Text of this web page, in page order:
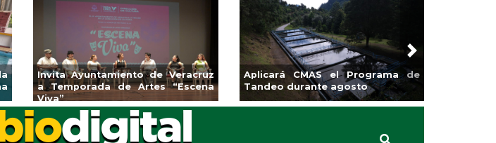
Invita Ayuntamiento de Veracruz
a Temporada de Artes “Escena
Viva”
Aplicará CMAS el Programa de
Tandeo durante agosto
Next